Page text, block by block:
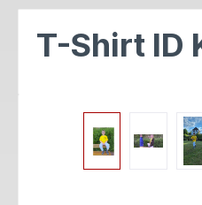
T-Shirt ID
Bildergalerie überspringen